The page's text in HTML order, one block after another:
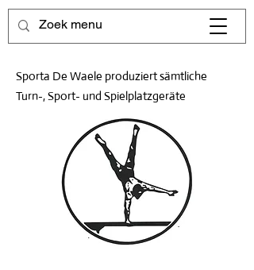
Sporta De Waele produziert sämtliche
Turn-, Sport- und Spielplatzgeräte